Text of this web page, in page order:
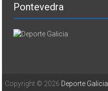
Pontevedra
Copyright © 2026 Deporte Galicia